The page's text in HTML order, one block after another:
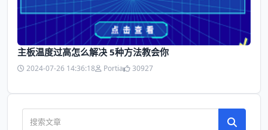
主板温度过高怎么解决 5种方法教会你
2024-07-26 14:36:18 Portia 30927